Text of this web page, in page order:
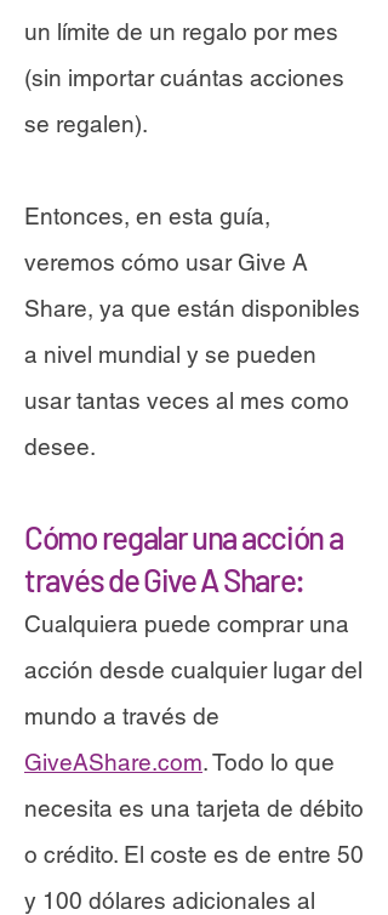
un límite de un regalo por mes
(sin importar cuántas acciones
se regalen).
Entonces, en esta guía,
veremos cómo usar Give A
Share, ya que están disponibles
a nivel mundial y se pueden
usar tantas veces al mes como
desee.
Cómo regalar una acción a
través de Give A Share:
Cualquiera puede comprar una
acción desde cualquier lugar del
mundo a través de
GiveAShare.com. Todo lo que
necesita es una tarjeta de débito
o crédito. El coste es de entre 50
y 100 dólares adicionales al